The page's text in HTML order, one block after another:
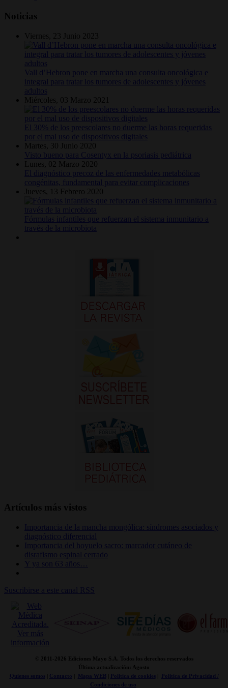
Noticias
Viernes, 23 Junio 2023
Vall d’Hebron pone en marcha una consulta oncológica e
integral para tratar los tumores de adolescentes y jóvenes
adultos
Miércoles, 03 Marzo 2021
El 30% de los preescolares no duerme las horas requeridas
por el mal uso de dispositivos digitales
Martes, 30 Junio 2020
Visto bueno para Cosentyx en la psoriasis pediátrica
Lunes, 02 Marzo 2020
El diagnóstico precoz de las enfermedades metabólicas
congénitas, fundamental para evitar complicaciones
Jueves, 13 Febrero 2020
Fórmulas infantiles que refuerzan el sistema inmunitario a
través de la microbiota
Artículos más vistos
Importancia de la mancha mongólica: síndromes asociados y
diagnóstico diferencial
Importancia del hoyuelo sacro: marcador cutáneo de
disrafismo espinal cerrado
Y ya son 63 años…
Suscribirse a este canal RSS
© 2011- 2026 Ediciones Mayo S.A. Todos los derechos reservados
Última actualización: Agosto
Quienes somos| Contacto Mapa WEB| Politica de cookies|
Politica de Privacidad /
Condiciones de uso